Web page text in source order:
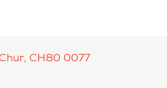
CH80 0077